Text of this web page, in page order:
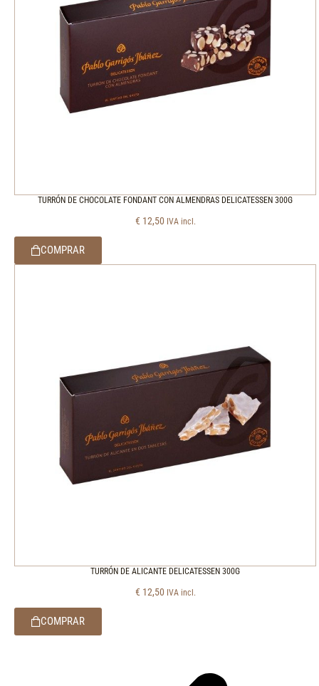
TURRÓN DE CHOCOLATE FONDANT CON ALMENDRAS DELICATESSEN 300G
€ 12,50 IVA incl.
COMPRAR
TURRÓN DE ALICANTE DELICATESSEN 300G
€ 12,50 IVA incl.
COMPRAR